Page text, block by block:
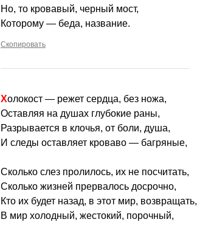
Но, то кровавый, черный мост,
Которому — беда, название.
Скопировать
Холокост — режет сердца, без ножа,
Оставляя на душах глубокие раны,
Разрывается в клочья, от боли, душа,
И следы оставляет кроваво — багряные,
Сколько слез пролилось, их не посчитать,
Сколько жизней прервалось досрочно,
Кто их будет назад, в этот мир, возвращать,
В мир холодный, жестокий, порочный,